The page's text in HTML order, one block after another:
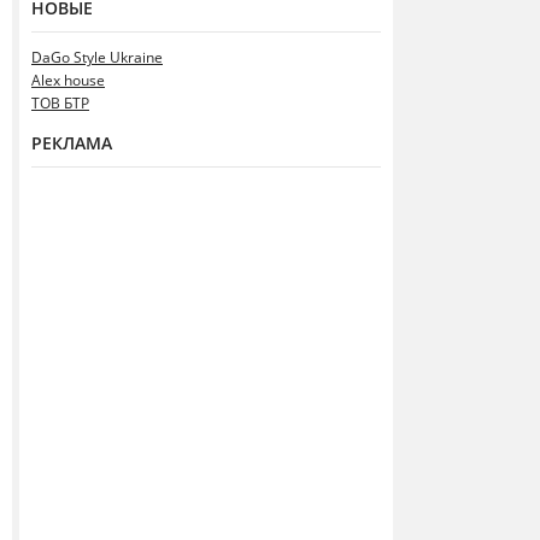
НОВЫЕ
DaGo Style Ukraine
Alex house
ТОВ БТР
РЕКЛАМА